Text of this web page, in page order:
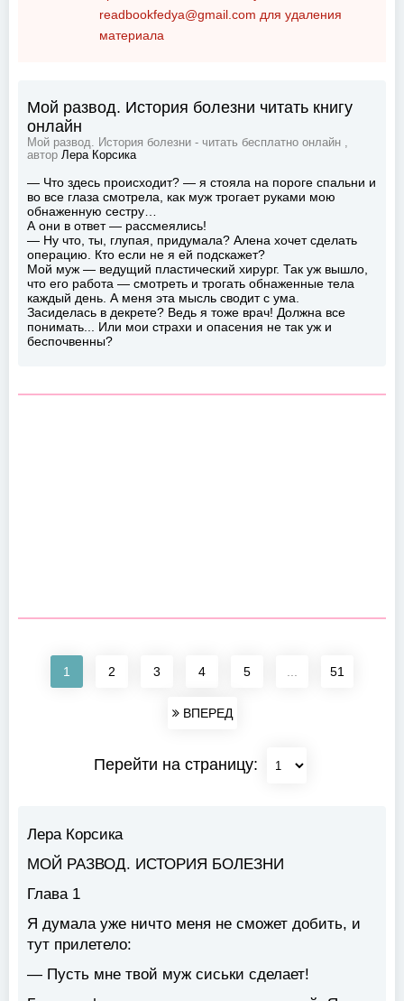
readbookfedya@gmail.com для удаления
материала
Мой развод. История болезни читать книгу
онлайн
Мой развод. История болезни - читать бесплатно онлайн ,
автор Лера Корсика
— Что здесь происходит? — я стояла на пороге спальни и
во все глаза смотрела, как муж трогает руками мою
обнаженную сестру…
А они в ответ — рассмеялись!
— Ну что, ты, глупая, придумала? Алена хочет сделать
операцию. Кто если не я ей подскажет?
Мой муж — ведущий пластический хирург. Так уж вышло,
что его работа — смотреть и трогать обнаженные тела
каждый день. А меня эта мысль сводит с ума.
Засиделась в декрете? Ведь я тоже врач! Должна все
понимать... Или мои страхи и опасения не так уж и
беспочвенны?
1 2 3 4 5 ... 51
ВПЕРЕД
Перейти на страницу:
Лера Корсика
МОЙ РАЗВОД. ИСТОРИЯ БОЛЕЗНИ
Глава 1
Я думала уже ничто меня не сможет добить, и
тут прилетело:
— Пусть мне твой муж сиськи сделает!